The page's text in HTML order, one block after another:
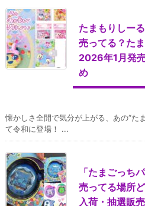
たまもりしー
売ってる？た
2026年1月発
め
懐かしさ全開で気分が上がる、あの“た
て令和に登場！ ...
「たまごっち
売ってる場所
入荷・抽選販